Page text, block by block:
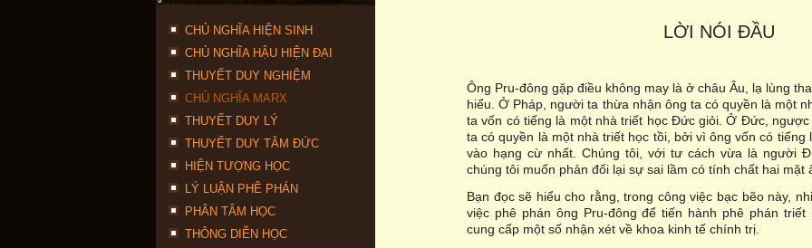
CHỦ NGHĨA HIỆN SINH
CHỦ NGHĨA HẬU HIỆN ĐẠI
THUYẾT DUY NGHIỆM
CHỦ NGHĨA MARX
THUYẾT DUY LÝ
THUYẾT DUY TÂM ĐỨC
HIỆN TƯỢNG HỌC
LÝ LUẬN PHÊ PHÁN
PHÂN TÂM HỌC
THÔNG DIỄN HỌC
LỜI NÓI ĐẦU
Ông Pru-đông gặp điều không may là ở châu Âu, lạ lùng
hiểu. Ở Pháp, người ta thừa nhận ông ta có quyền là một
ta vốn có tiếng là một nhà triết học Đức giỏi. Ở Đức,
ta có quyền là một nhà triết học tồi, bởi vì ông vốn có tiếng
vào hạng cừ nhất. Chúng tôi, với tư cách vừa là người
chúng tôi muốn phản đối lại sự sai lầm có tính chất hai mặt
Bạn đọc sẽ hiểu cho rằng, trong công việc bạc bẽo này,
việc phê phán ông Pru-đông để tiến hành phê phán
cung cấp một số nhận xét về khoa kinh tế chính trị.